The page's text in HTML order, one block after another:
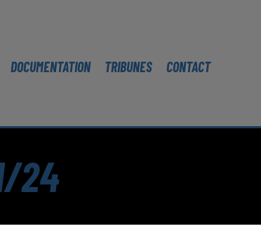
DOCUMENTATION TRIBUNES CONTACT
24